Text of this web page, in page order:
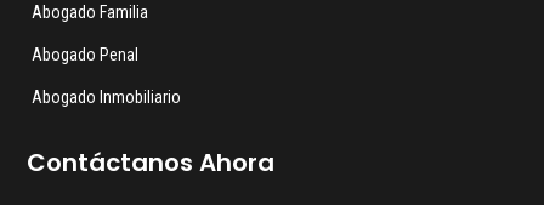
Abogado Familia
Abogado Penal
Abogado Inmobiliario
Contáctanos Ahora